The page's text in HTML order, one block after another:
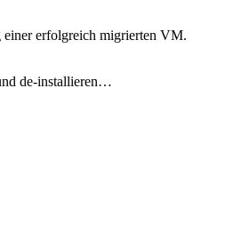
einer erfolgreich migrierten VM.
de-installieren…